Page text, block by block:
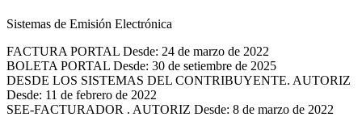
Sistemas de Emisión Electrónica
FACTURA PORTAL Desde: 24 de marzo de 2022
BOLETA PORTAL Desde: 30 de setiembre de 2025
DESDE LOS SISTEMAS DEL CONTRIBUYENTE. AUTORIZ
Desde: 11 de febrero de 2022
SEE-FACTURADOR . AUTORIZ Desde: 8 de marzo de 2022